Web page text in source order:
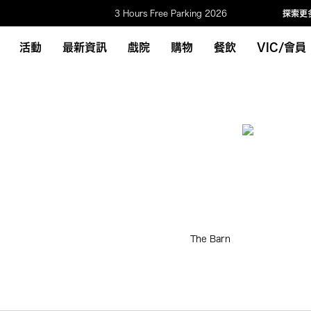
3 Hours Free Parking 2026 探索更
活動 最新資訊 戲院 購物 餐飲 VIC/會員
The Barn